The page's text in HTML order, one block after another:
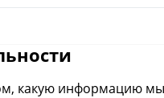
какую информацию